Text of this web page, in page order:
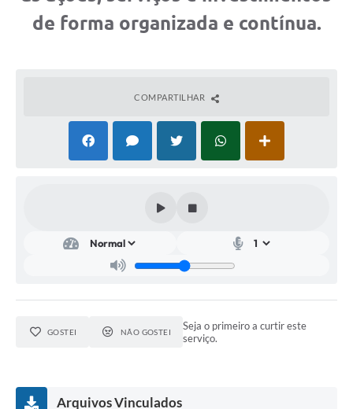
Tributação Municipal
Plano de Governo
de forma organizada e contínua.
COMPARTILHAR
GOSTEI NÃO GOSTEI
Seja o primeiro a curtir este
serviço.
Arquivos Vinculados